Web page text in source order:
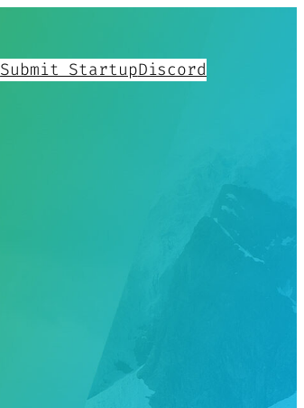
Submit StartupDiscord